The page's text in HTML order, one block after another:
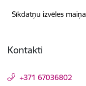
Sīkdatņu izvēles maiņa
Kontakti
+371 67036802